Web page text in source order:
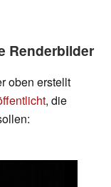
Renderbilder
oben erstellt
, die